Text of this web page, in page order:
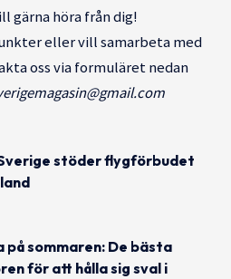
gärna höra från dig!
eller vill samarbeta med
oss via formuläret nedan
stöder flygförbudet
på sommaren: De bästa
för att hålla sig sval i